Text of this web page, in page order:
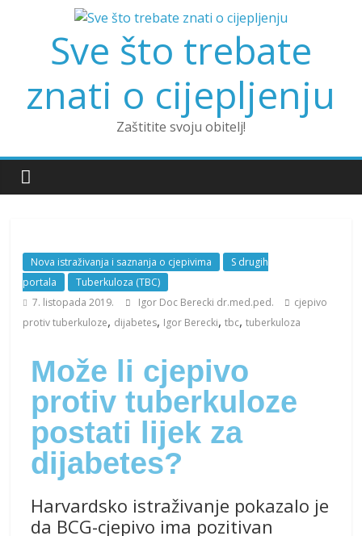
Sve što trebate
znati o cijepljenju
Zaštitite svoju obitelj!
Nova istraživanja i saznanja o cjepivima
S drugih
portala
Tuberkuloza (TBC)
7. listopada 2019.
Igor Doc Berecki dr.med.ped.
cjepivo
protiv tuberkuloze, dijabetes, Igor Berecki,tbc,tuberkuloza
Može li cjepivo
protiv tuberkuloze
postati lijek za
dijabetes?
Harvardsko istraživanje pokazalo je
da BCG-cjepivo ima pozitivan